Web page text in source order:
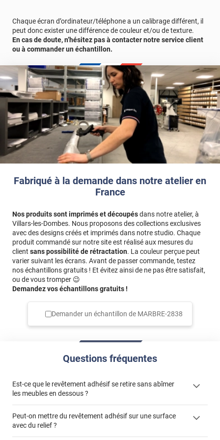
Fabriqué à la demande dans notre atelier en
France
Nos produits sont imprimés et découpésdans notre atelier, à
Villars-les-Dombes. Nous proposons des collections exclusives
avec des designs créés et imprimés dans notre studio. Chaque
produit commandé sur notre site est réalisé aux mesures du
client sans possibilité de rétractation. La couleur perçue peut
varier suivant les écrans. Avant de passer commande, testez
nos échantillons gratuits ! Et évitez ainsi de ne pas être satisfait,
ou de vous tromper 😉
Demandez vos échantillons gratuits !
Demander un échantillon de MARBRE-2838
Questions fréquentes
Est-ce que le revêtement adhésif se retire sans abîmer
les meubles en dessous ?
Peut-on mettre du revêtement adhésif sur une surface
avec du relief ?
Chaque écran d’ordinateur/téléphone a un calibrage différent, il
peut donc exister une différence de couleur et/ou de texture.
En cas de doute, n’hésitez pas à contacter notre service client
ou à commander un échantillon.